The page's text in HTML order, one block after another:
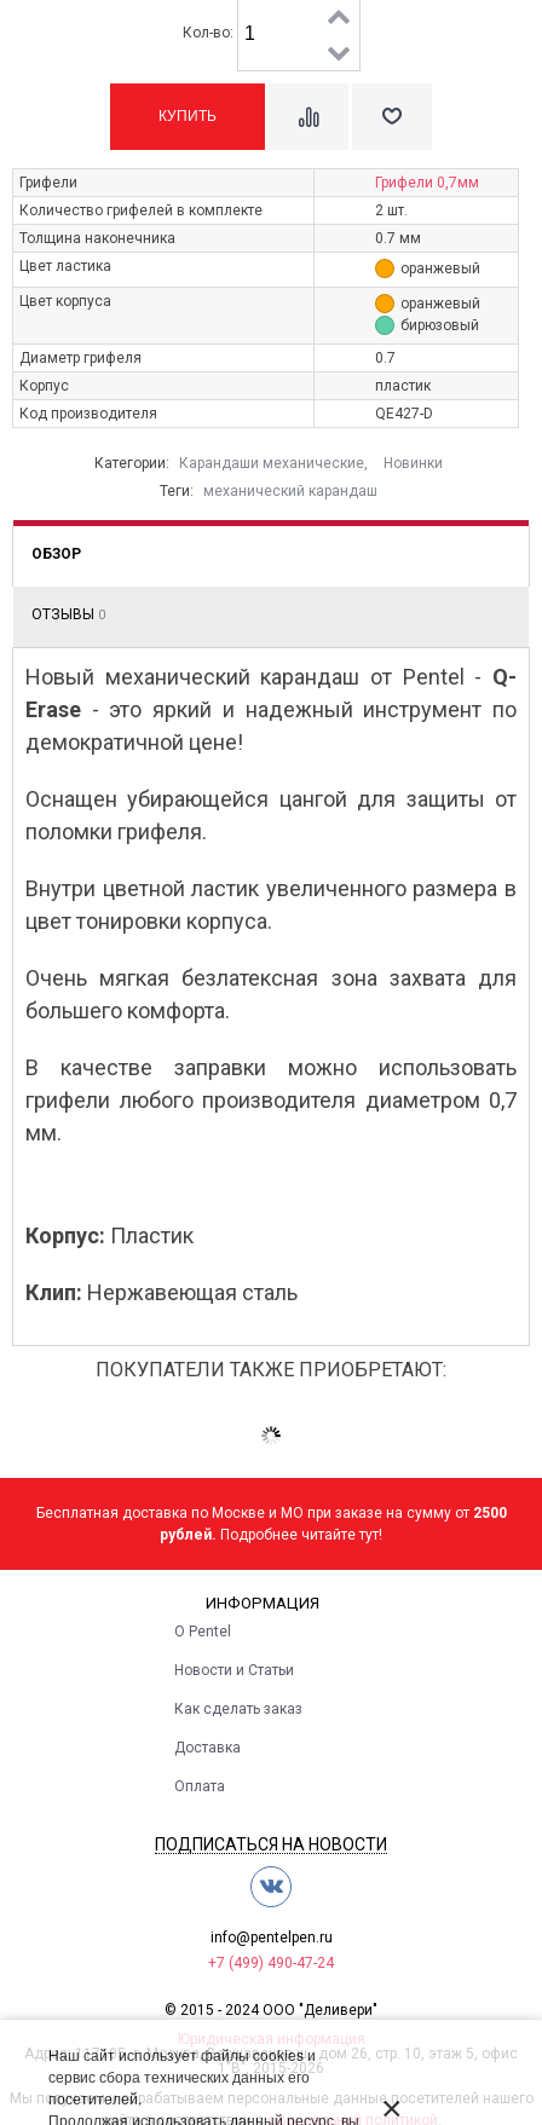
Кол-во:
Грифели
Грифели 0,7мм
Количество грифелей в комплекте
2 шт.
Толщина наконечника
0.7 мм
Цвет ластика
оранжевый
Цвет корпуса
оранжевый
бирюзовый
Диаметр грифеля
0.7
Корпус
пластик
Код производителя
QE427-D
Категории: Карандаши механические,
Новинки
Теги:
механический карандаш
ОБЗОР
ОТЗЫВЫ 0
Новый механический карандаш от Pentel - Q-
Erase - это яркий и надежный инструмент по
демократичной цене!
Оснащен убирающейся цангой для защиты от
поломки грифеля.
Внутри цветной ластик увеличенного размера в
цвет тонировки корпуса.
Очень мягкая безлатексная зона захвата для
большего комфорта.
В качестве заправки можно использовать
грифели любого производителя диаметром 0,7
мм.
Корпус: Пластик
Клип: Нержавеющая сталь
ПОКУПАТЕЛИ ТАКЖЕ ПРИОБРЕТАЮТ:
Бесплатная доставка по Москве и МО при заказе на сумму от 2500
рублей. Подробнее читайте тут!
ИНФОРМАЦИЯ
О Pentel
Новости и Статьи
Как сделать заказ
Доставка
Оплата
ПОДПИСАТЬСЯ НА НОВОСТИ
info@pentelpen.ru
+7 (499) 490-47-24
© 2015 - 2024 ООО "Деливери"
Юридическая информация
Адрес: 117105, г. Москва, Варшавское ш., дом 26, стр. 10, этаж 5, офис
1"В", 2015-2026
Мы получаем и обрабатываем персональные данные посетителей нашего
сайта в соответствии софициальной политикой
Наш сайт использует файлы cookies и
сервис сбора технических данных его
посетителей.
Продолжая использовать данный ресурс, вы
×